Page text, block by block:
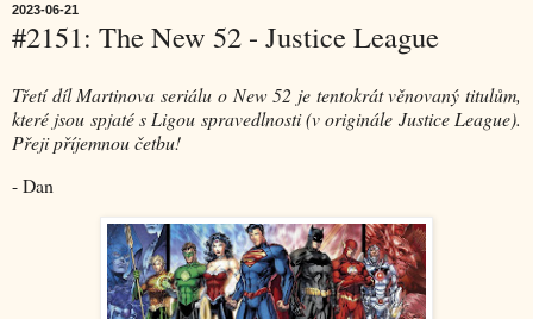
2023-06-21
#2151: The New 52 - Justice League
Třetí díl Martinova seriálu o New 52 je tentokrát věnovaný titulům,
které jsou spjaté s Ligou spravedlnosti (v originále Justice League).
Přeji příjemnou četbu!
- Dan